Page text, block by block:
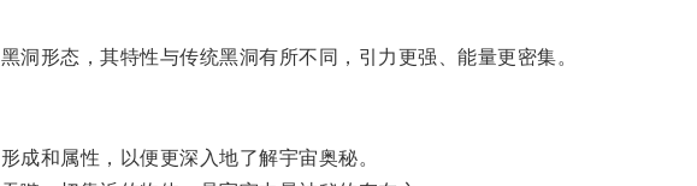
形态，其特性与传统黑洞有所不同，引力更强、能量更密集。
和属性，以便更深入地了解宇宙奥秘。